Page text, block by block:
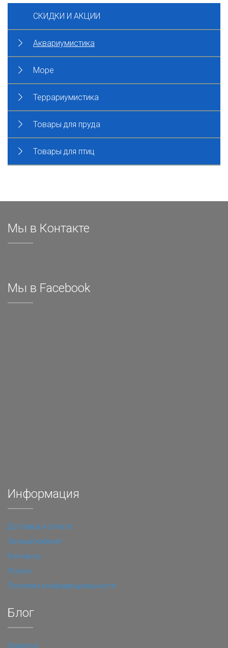
СКИДКИ И АКЦИИ
Аквариумистика
Море
Террариумистика
Товары для пруда
Товары для птиц
Мы в Контакте
Мы в Facebook
Информация
Доставка и оплата
Личный кабинет
Контакты
Услуги
Политика конфиденциальности
Блог
Новости